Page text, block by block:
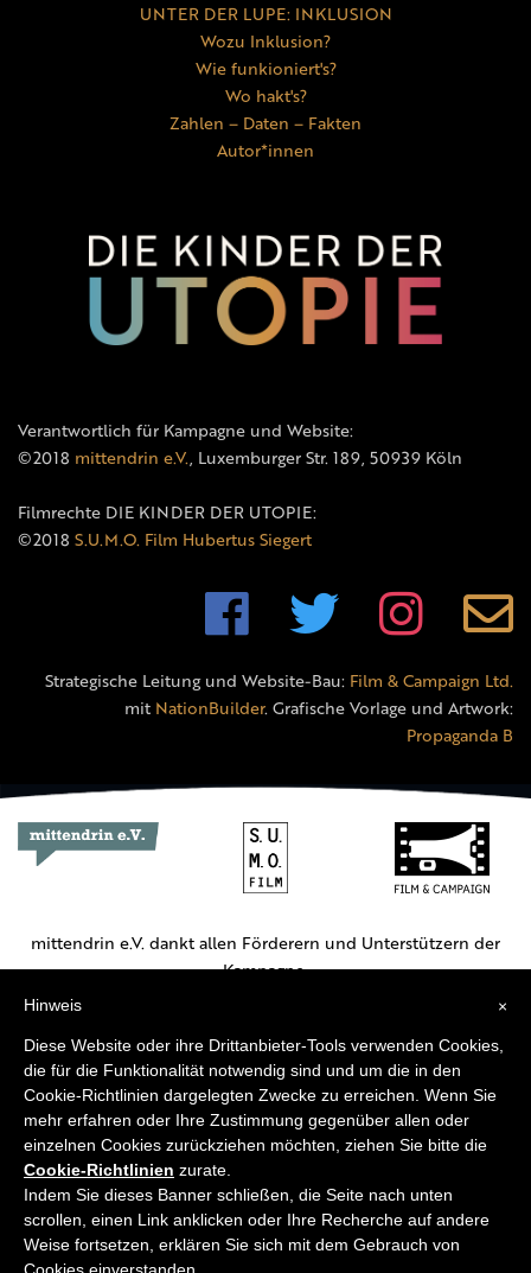
UNTER DER LUPE: INKLUSION
Wozu Inklusion?
Wie funkioniert's?
Wo hakt's?
Zahlen – Daten – Fakten
Autor*innen
Verantwortlich für Kampagne und Website:
©2018 mittendrin e.V., Luxemburger Str. 189, 50939 Köln
Filmrechte DIE KINDER DER UTOPIE:
©2018 S.U.M.O. Film Hubertus Siegert
Strategische Leitung und Website-Bau: Film & Campaign Ltd.
mit NationBuilder. Grafische Vorlage und Artwork:
Propaganda B
mittendrin e.V. dankt allen Förderern und Unterstützern der
Kampagne.
Weitere Unterstützer:
×
Hinweis
Diese Website oder ihre Drittanbieter-Tools verwenden Cookies,
die für die Funktionalität notwendig sind und um die in den
Cookie-Richtlinien dargelegten Zwecke zu erreichen. Wenn Sie
mehr erfahren oder Ihre Zustimmung gegenüber allen oder
einzelnen Cookies zurückziehen möchten, ziehen Sie bitte die
Cookie-Richtlinien zurate.
Indem Sie dieses Banner schließen, die Seite nach unten
scrollen, einen Link anklicken oder Ihre Recherche auf andere
Weise fortsetzen, erklären Sie sich mit dem Gebrauch von